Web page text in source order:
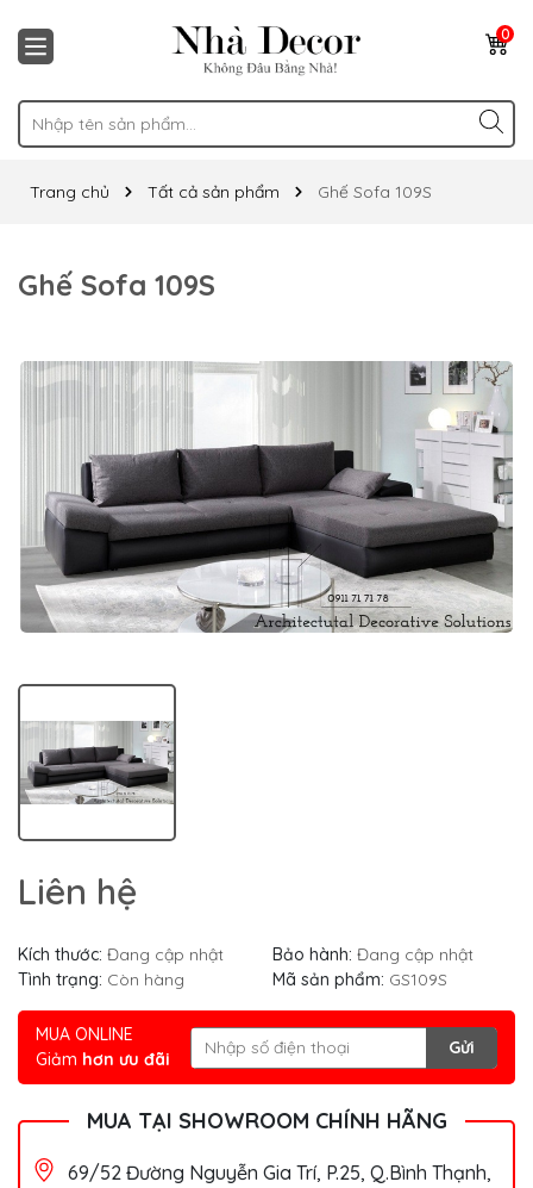
0
Trang chủ Tất cả sản phẩm Ghế Sofa 109S
Ghế Sofa 109S
Liên hệ
Kích thước: Đang cập nhật Bảo hành: Đang cập nhật
Tình trạng: Còn hàng Mã sản phẩm: GS109S
MUA ONLINE
Giảm hơn ưu đãi
Gửi
MUA TẠI SHOWROOM CHÍNH HÃNG
69/52 Đường Nguyễn Gia Trí, P.25, Q.Bình Thạnh,